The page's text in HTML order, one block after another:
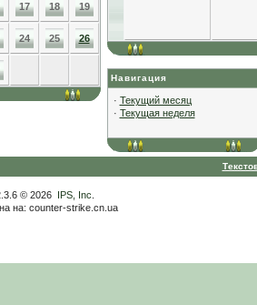
17 18 19
24 25 26
Навигация
· Текущий месяц
· Текущая неделя
© 2026 IPS, Inc
на: counter-strike.cn.ua